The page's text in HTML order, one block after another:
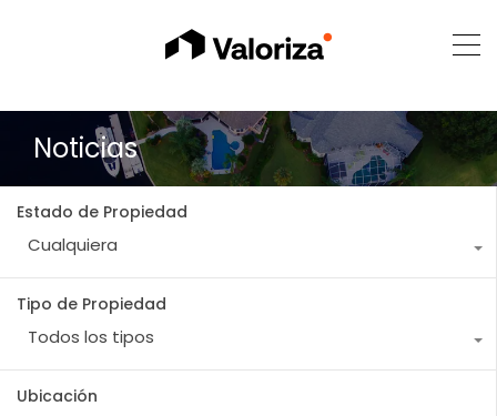
Noticias
Estado de Propiedad
Cualquiera
Tipo de Propiedad
Todos los tipos
Ubicación